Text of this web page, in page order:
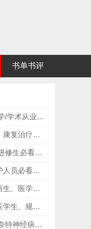
书单书评
医学考研/考博人员、医学留学/学术从业者必看《Understanding Pathophysiology》，吃透疾病底层机制，突破备考瓶颈！
疼痛科、康复科、骨科医护，康复治疗师、医学生必看超声肌骨介入（上肢+下肢双册），精准掌握核心技能，安全开展临床操作！
心内科执业医师、介入规培/进修生必看《Grossman & Baim's Cardiac Catheterization》，以理论夯实根基，以实操赋能临床！
超声科临床医师、影像科医护人员必看《Diagnostic Ultrasound》，搭建完整超声全科体系，夯实影像基础！
心内科主治及以上医生、规培生、医学生必看《心血管科医生日记》，从基础的问诊查体规范，到高血压、冠心病、心律失常等常见疾病的诊疗与避坑！
消化内科医生、内镜医生、医学生、规培生等内镜相关人群必看《消化内镜治疗图谱 第2版》，过高清图谱直观学习内镜操作，掌握临床常用技术！
神经内科医生/规培生必看《奈特神经病学》第3版，100+真实病例从发病机制到治疗方案全解析，让学习者仿佛亲临临床查房，快速提升临床思维与实操能力！